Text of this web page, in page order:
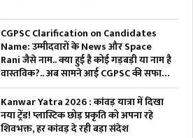
CGPSC Clarification on Candidates
Name: उम्मीदवारों के News और Space
Rani जैसे नाम.. क्या हुई है कोई गड़बड़ी या नाम है
वास्तविक?.. अब सामने आई CGPSC की सफाई,
पढ़ें
Kanwar Yatra 2026 : कांवड़ यात्रा में दिखा
नया ट्रेंड! प्लास्टिक छोड़ प्रकृति को अपना रहे
शिवभक्त, हर कांवड़ दे रही बड़ा संदेश